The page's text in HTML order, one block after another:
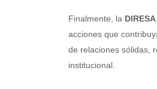
Finalmente, la
acciones que
de relaciones sólidas,
institucional.